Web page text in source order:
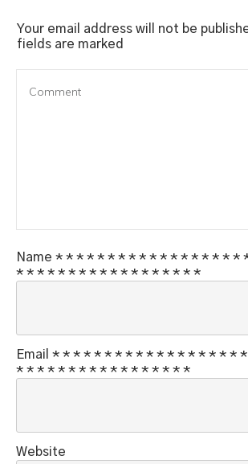
Your email address will not be
fields are marked
Name * * * * * * * * * * * * * * * * * *
* * * * * * * * * * * * * * * * * *
Email * * * * * * * * * * * * * * * * * * *
* * * * * * * * * * * * * * * * *
Website